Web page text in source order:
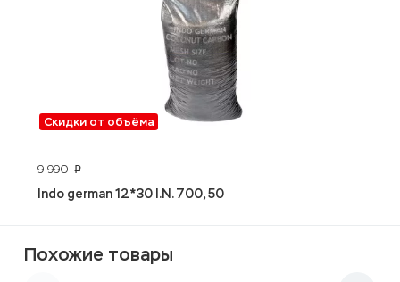
Скидки от объёма
9 990 p
Indo german 12*30 I.N. 700, 50
Похожие товары